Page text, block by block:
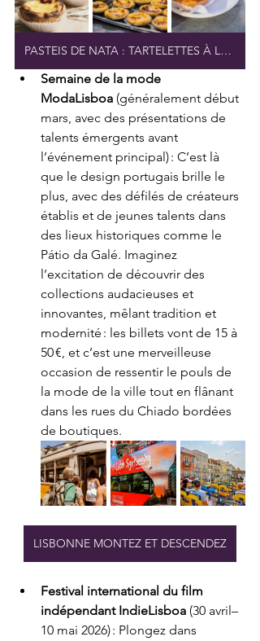
PASTEIS DE NATA : TARTELETTES À LA FRANÇAISE FRAÎCHE
Semaine de la mode
ModaLisboa (généralement début
mars, avec des présentations de
talents émergents avant
l’événement principal) : C’est là
que le design portugais brille le
plus, avec des défilés de créateurs
établis et de jeunes talents dans
des lieux historiques comme le
Pátio da Galé. Imaginez
l’excitation de découvrir des
collections audacieuses et
innovantes, mêlant tradition et
modernité : les billets vont de 15 à
50 €, et c’est une merveilleuse
occasion de ressentir le pouls de
la mode de la ville tout en flânant
dans les rues du Chiado bordées
de boutiques.
LISBONNE MONTEZ ET DESCENDEZ
Festival international du film
indépendant IndieLisboa (30 avril–
10 mai 2026) : Plongez dans